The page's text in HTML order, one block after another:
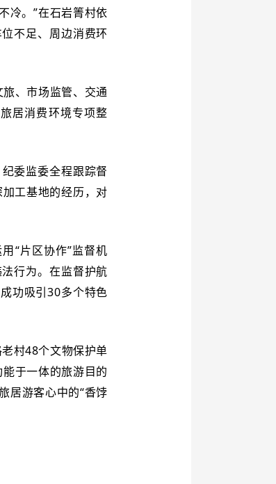
冷。”在石岩箐村依
不足、周边消费环
、市场监管、交通
居消费环境专项整
委监委全程跟踪督
工基地的经历，对
“片区协作”监督机
行为。在监督护航
功吸引30多个特色
村48个文物保护单
于一体的旅游目的
居游客心中的“香饽